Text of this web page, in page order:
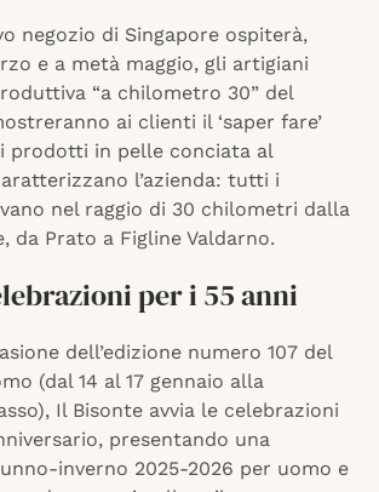
negozio di Singapore ospiterà,
e a metà maggio, gli artigiani
“a chilometro 30” del
ai clienti il ‘saper fare’
i prodotti in pelle conciata al
l’azienda: tutti i
nel raggio di 30 chilometri dalla
da Prato a Figline Valdarno.
per i 55 anni
dell’edizione numero 107 del
(dal 14 al 17 gennaio alla
Il Bisonte avvia le celebrazioni
presentando una
inverno 2025-2026 per uomo e